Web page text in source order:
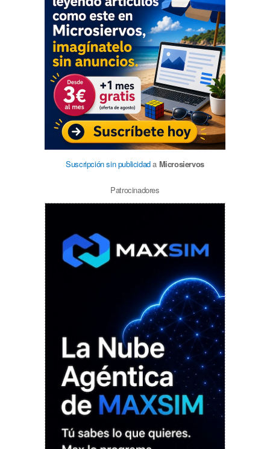
Suscripción sin publicidada Microsiervos
Patrocinadores